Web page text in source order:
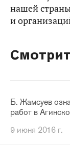
нашей
и
Б. Жамсуев
работ в
9 июня 2016 г.